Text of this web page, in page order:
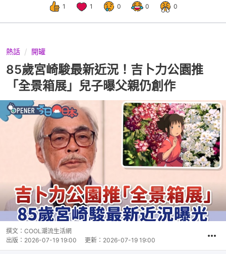
1 1 0 0 0
熱話 開罐
85歲宮崎駿最新近況！吉卜力公園推
「全景箱展」兒子曝父親仍創作
撰文： COOL潮流生活網
出版： 2026-07-19 19:00 更新： 2026-07-19 19:00